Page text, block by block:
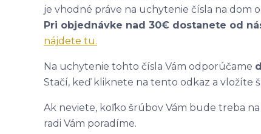
je vhodné práve na uchytenie čísla na dom
Pri objednávke nad 30€ dostanete od
nájdete tu.
Na uchytenie tohto čísla Vám odporúčame
Stačí, keď kliknete na tento odkaz a vložíte
Ak neviete, koľko šrúbov Vám bude treba
radi Vám poradíme.